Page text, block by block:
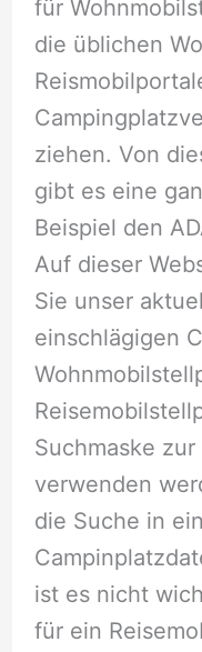
für
die üblichen
ziehen. Von
gibt es eine
Beispiel den
Auf dieser
Sie unser
einschlägigen
Suchmaske
verwenden
die Suche in
ist es nicht
für ein